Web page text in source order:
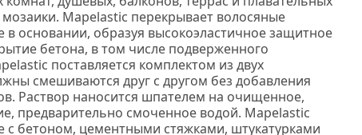
Mapelastic перекрывает волосяные
основании, образуя высокоэластичное защитное
бетона, в том числе подверженного
поставляется комплектом из двух
смешиваются друг с другом без добавления
Раствор наносится шпателем на очищенное,
предварительно смоченное водой. Mapelastic
с бетоном, цементными стяжками, штукатурками